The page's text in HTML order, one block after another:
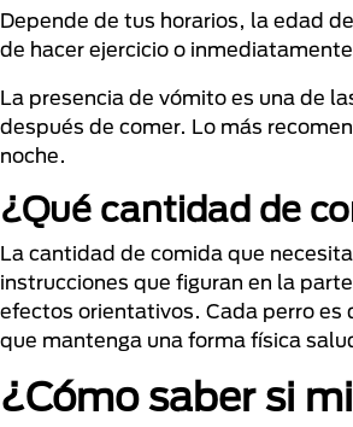
Depende de tus horarios, la edad
de hacer ejercicio o
La presencia de vómito es una de
después de comer. Lo más
noche.
¿Qué cantidad de
La cantidad de comida que
instrucciones que figuran en la
efectos orientativos. Cada perro
que mantenga una forma física
¿Cómo saber si